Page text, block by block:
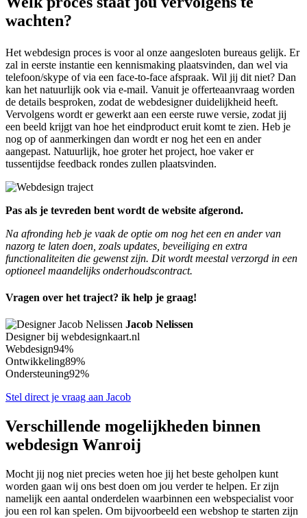
wachten?
Het webdesign proces is voor al onze aangesloten bureaus gelijk. Er
zal in eerste instantie een kennismaking plaatsvinden, dan wel via
telefoon/skype of via een face-to-face afspraak. Wil jij dit niet? Dan
kan het natuurlijk ook via e-mail. Vanuit je offerteaanvraag worden
de details besproken, zodat de webdesigner duidelijkheid heeft.
Vervolgens wordt er gewerkt aan een eerste ruwe versie, zodat jij
een beeld krijgt van hoe het eindproduct eruit komt te zien. Heb je
nog op of aanmerkingen dan wordt er nog het een en ander
aangepast. Natuurlijk, hoe groter het project, hoe vaker er
tussentijdse feedback rondes zullen plaatsvinden.
Pas als je tevreden bent wordt de website afgerond.
Na afronding heb je vaak de optie om nog het een en ander van
nazorg te laten doen, zoals updates, beveiliging en extra
functionaliteiten die gewenst zijn. Dit wordt meestal verzorgd in een
optioneel maandelijks onderhoudscontract.
Vragen over het traject? ik help je graag!
Jacob Nelissen
Designer bij webdesignkaart.nl
Webdesign94%
Ontwikkeling89%
Ondersteuning92%
Stel direct je vraag aan Jacob
Verschillende mogelijkheden binnen
webdesign Wanroij
Mocht jij nog niet precies weten hoe jij het beste geholpen kunt
worden gaan wij ons best doen om jou verder te helpen. Er zijn
namelijk een aantal onderdelen waarbinnen een webspecialist voor
jou een rol kan spelen. Om bijvoorbeeld een webshop te starten zijn